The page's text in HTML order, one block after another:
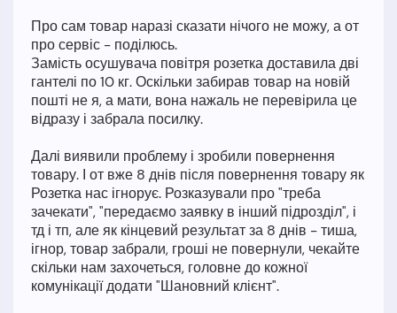
Про сам товар наразі сказати нічого не можу, а от
про сервіс - поділюсь.
Замість осушувача повітря розетка доставила дві
гантелі по 10 кг. Оскільки забирав товар на новій
пошті не я, а мати, вона нажаль не перевірила це
відразу і забрала посилку.
Далі виявили проблему і зробили повернення
товару. І от вже 8 днів після повернення товару як
Розетка нас ігнорує. Розказували про "треба
зачекати", "передаємо заявку в інший підрозділ", і
тд і тп, але як кінцевий результат за 8 днів - тиша,
ігнор, товар забрали, гроші не повернули, чекайте
скільки нам захочеться, головне до кожної
комунікації додати "Шановний клієнт".